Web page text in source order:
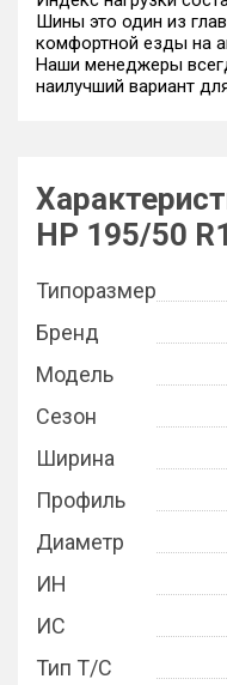
Шины это один из
комфортной езды на
Наши менеджеры
наилучший вариант
HP 195/50
Типоразмер
Бренд
Модель
Сезон
Ширина
Профиль
Диаметр
ИН
ИС
Тип Т/С